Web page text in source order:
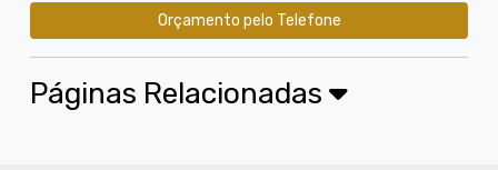
Orçamento pelo Telefone
Páginas Relacionadas